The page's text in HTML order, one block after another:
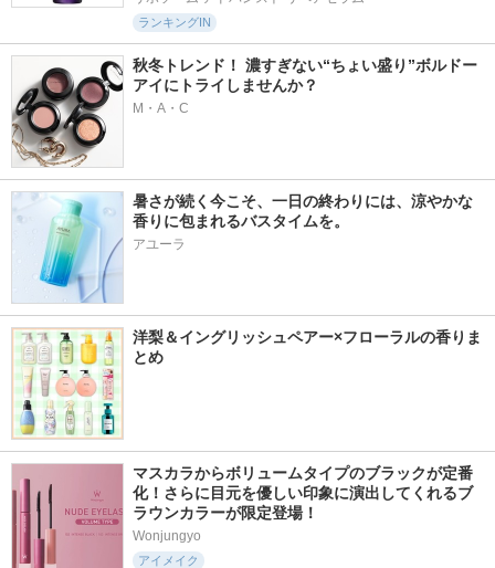
ランキングIN
秋冬トレンド！ 濃すぎない“ちょい盛り”ボルドー
アイにトライしませんか？
M・A・C
暑さが続く今こそ、一日の終わりには、涼やかな
香りに包まれるバスタイムを。
アユーラ
洋梨＆イングリッシュペアー×フローラルの香りま
とめ
マスカラからボリュームタイプのブラックが定番
化！さらに目元を優しい印象に演出してくれるブ
ラウンカラーが限定登場！
Wonjungyo
アイメイク